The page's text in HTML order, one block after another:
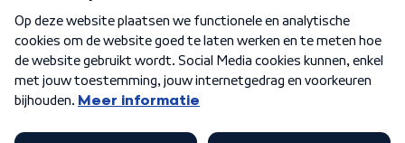
Algemene voorwaarden